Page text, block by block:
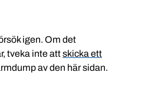
igen. Om det
tveka inte attskicka ett
av den här sidan.